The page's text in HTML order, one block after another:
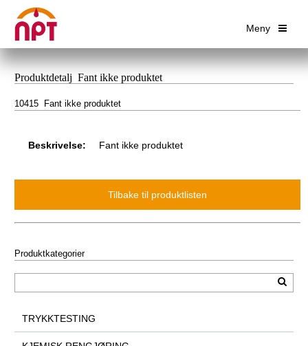
Meny
Produktdetalj Fant ikke produktet
10415 Fant ikke produktet
Beskrivelse: Fant ikke produktet
Produktkategorier
TRYKKTESTING